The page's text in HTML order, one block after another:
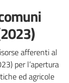
afferenti al
per l’apertura
ed agricole